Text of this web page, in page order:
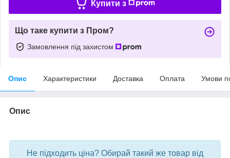
Купити з
Що таке купити з Пром?
Замовлення під захистом
Опис Характеристики Доставка Оплата Умови
Опис
Не підходить ціна? Обирай такий же товар від